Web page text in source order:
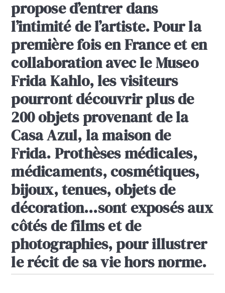
propose d’entrer dans
l’intimité de l’artiste. Pour la
première fois en France et en
collaboration avec le Museo
Frida Kahlo, les visiteurs
pourront découvrir plus de
200 objets provenant de la
Casa Azul, la maison de
Frida. Prothèses médicales,
médicaments, cosmétiques,
bijoux, tenues, objets de
décoration…sont exposés aux
côtés de films et de
photographies, pour illustrer
le récit de sa vie hors norme.